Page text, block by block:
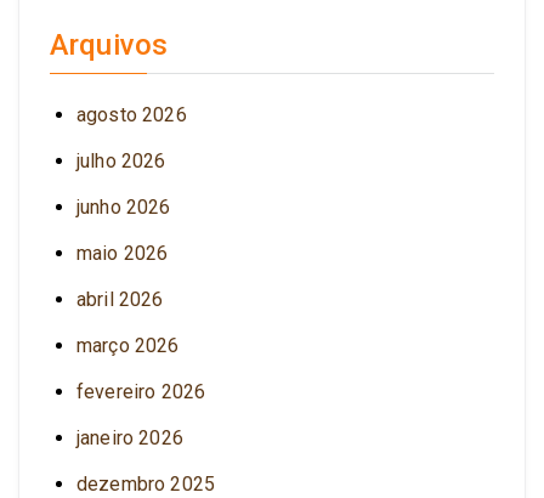
Arquivos
agosto 2026
julho 2026
junho 2026
maio 2026
abril 2026
março 2026
fevereiro 2026
janeiro 2026
dezembro 2025